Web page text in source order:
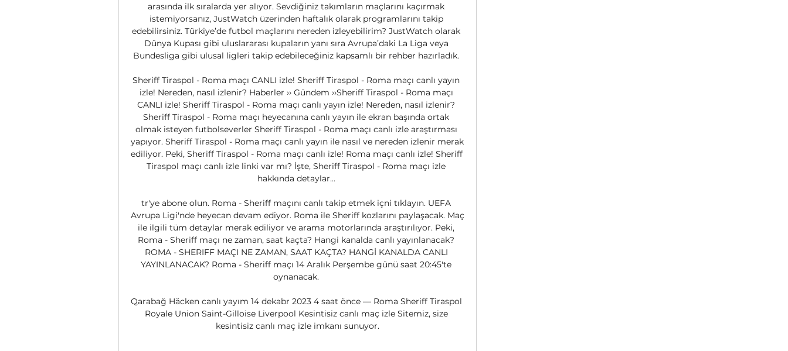
arasında ilk sıralarda yer alıyor. Sevdiğiniz takımların maçlarını kaçırmak
istemiyorsanız, JustWatch üzerinden haftalık olarak programlarını takip
edebilirsiniz. Türkiye’de futbol maçlarını nereden izleyebilirim? JustWatch olarak
Dünya Kupası gibi uluslararası kupaların yanı sıra Avrupa’daki La Liga veya
Bundesliga gibi ulusal ligleri takip edebileceğiniz kapsamlı bir rehber hazırladık.
Sheriff Tiraspol - Roma maçı CANLI izle! Sheriff Tiraspol - Roma maçı canlı yayın
izle! Nereden, nasıl izlenir? Haberler ›› Gündem ››Sheriff Tiraspol - Roma maçı
CANLI izle! Sheriff Tiraspol - Roma maçı canlı yayın izle! Nereden, nasıl izlenir?
Sheriff Tiraspol - Roma maçı heyecanına canlı yayın ile ekran başında ortak
olmak isteyen futbolseverler Sheriff Tiraspol - Roma maçı canlı izle araştırması
yapıyor. Sheriff Tiraspol - Roma maçı canlı yayın ile nasıl ve nereden izlenir merak
ediliyor. Peki, Sheriff Tiraspol - Roma maçı canlı izle! Roma maçı canlı izle! Sheriff
Tiraspol maçı canlı izle linki var mı? İşte, Sheriff Tiraspol - Roma maçı izle
hakkında detaylar...
tr'ye abone olun. Roma - Sheriff maçını canlı takip etmek içni tıklayın. UEFA
Avrupa Ligi'nde heyecan devam ediyor. Roma ile Sheriff kozlarını paylaşacak. Maç
ile ilgili tüm detaylar merak ediliyor ve arama motorlarında araştırılıyor. Peki,
Roma - Sheriff maçı ne zaman, saat kaçta? Hangi kanalda canlı yayınlanacak?
ROMA - SHERIFF MAÇI NE ZAMAN, SAAT KAÇTA? HANGİ KANALDA CANLI
YAYINLANACAK? Roma - Sheriff maçı 14 Aralık Perşembe günü saat 20:45'te
oynanacak.
Qarabağ Häcken canlı yayım 14 dekabr 2023 4 saat önce — Roma Sheriff Tiraspol
Royale Union Saint-Gilloise Liverpool Kesintisiz canlı maç izle Sitemiz, size
kesintisiz canlı maç izle imkanı sunuyor.